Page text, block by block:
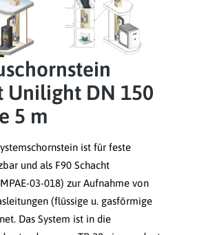
Unilight DN 150
5 m
ist für feste
und als F90 Schacht
03-018) zur Aufnahme von
(flüssige u. gasförmige
Das System ist in die